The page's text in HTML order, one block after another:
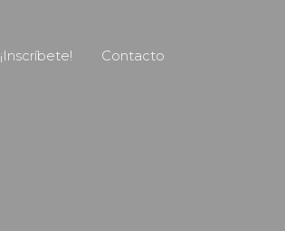
¡Inscríbete! Contacto